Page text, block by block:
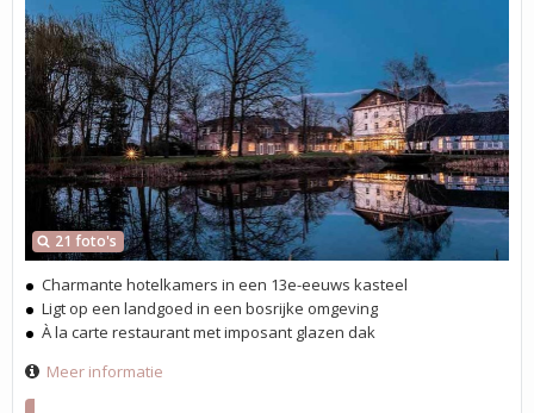
21 foto's
Charmante hotelkamers in een 13e-eeuws kasteel
Ligt op een landgoed in een bosrijke omgeving
À la carte restaurant met imposant glazen dak
Meer informatie